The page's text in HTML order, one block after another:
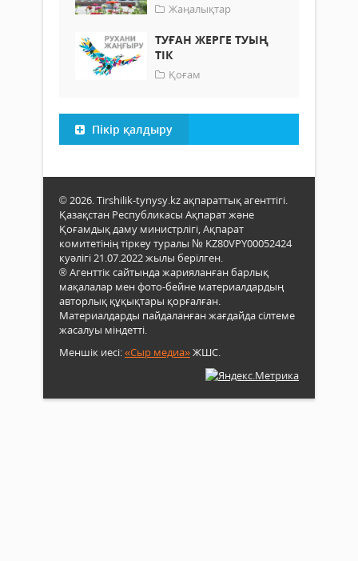
Жаңалықтар
ТУҒАН ЖЕРГЕ ТУЫҢ
ТІК
Қоғам
Пікір қалдыру
© 2026. Tirshilik-tynysy.kz ақпараттық агенттігі.
Қазақстан Республикасы Ақпарат және
Қоғамдық даму министрлігі, Ақпарат
комитетінің тіркеу туралы № KZ80VPY00052424
куәлігі 21.07.2022 жылы берілген.
® Агенттік сайтында жарияланған барлық
мақалалар мен фото-бейне материалдардың
авторлық құқықтары қорғалған.
Материалдарды пайдаланған жағдайда сілтеме
жасалуы міндетті.
Меншік иесі:«Сыр медиа»ЖШС.